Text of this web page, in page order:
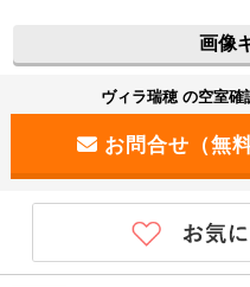
画像
ヴィラ瑞穂 の空室確